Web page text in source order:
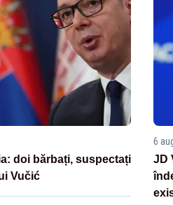
doi bărbați, suspectați
Vučić
6
JD